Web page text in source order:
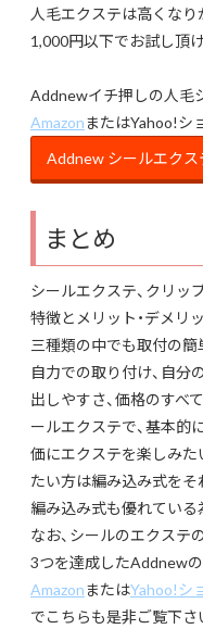
人毛エクステは高くなり
1,000円以下でお試し頂
Addnewイチ押しの人毛
AmazonまたはYahoo!シ
Addnew シールエク
まとめ
シールエクステ、クリッ
特徴とメリット・デメリ
三種類の中でも取付の簡
自力での取り付け、自分
出しやすさ、価格のすべ
ールエクステで、基本
価にエクステを楽しみた
たい方は編み込み式をそ
編み込み式も優れている
なお、シールのエクス
3つを達成したAddnew
AmazonまたはYahoo!シ
でこちらも是非ご覧下さ